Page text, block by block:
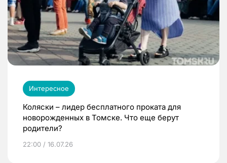
Интересное
Коляски – лидер бесплатного проката для
новорожденных в Томске. Что еще берут
родители?
22:00 / 16.07.26